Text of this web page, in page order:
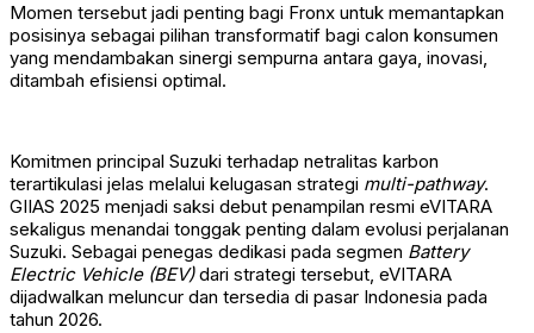
Momen tersebut jadi penting bagi Fronx untuk memantapkan
posisinya sebagai pilihan transformatif bagi calon konsumen
yang mendambakan sinergi sempurna antara gaya, inovasi,
ditambah efisiensi optimal.
Komitmen principal Suzuki terhadap netralitas karbon
terartikulasi jelas melalui kelugasan strategi multi-pathway.
GIIAS 2025 menjadi saksi debut penampilan resmi eVITARA
sekaligus menandai tonggak penting dalam evolusi perjalanan
Suzuki. Sebagai penegas dedikasi pada segmen Battery
Electric Vehicle (BEV)dari strategi tersebut, eVITARA
dijadwalkan meluncur dan tersedia di pasar Indonesia pada
tahun 2026.